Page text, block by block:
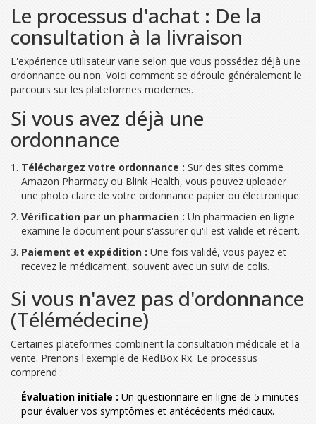
Le processus d'achat : De la
consultation à la livraison
L'expérience utilisateur varie selon que vous possédez déjà une
ordonnance ou non. Voici comment se déroule généralement le
parcours sur les plateformes modernes.
Si vous avez déjà une
ordonnance
Téléchargez votre ordonnance : Sur des sites comme
Amazon Pharmacy ou Blink Health, vous pouvez uploader
une photo claire de votre ordonnance papier ou électronique.
Vérification par un pharmacien : Un pharmacien en ligne
examine le document pour s'assurer qu'il est valide et récent.
Paiement et expédition : Une fois validé, vous payez et
recevez le médicament, souvent avec un suivi de colis.
Si vous n'avez pas d'ordonnance
(Télémédecine)
Certaines plateformes combinent la consultation médicale et la
vente. Prenons l'exemple de RedBox Rx. Le processus
comprend :
Évaluation initiale : Un questionnaire en ligne de 5 minutes
pour évaluer vos symptômes et antécédents médicaux.